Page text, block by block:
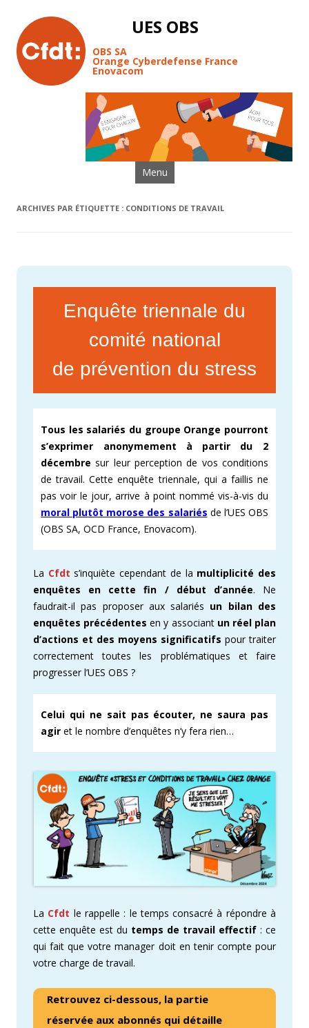
UES OBS
OBS SA
Orange Cyberdefense France
Enovacom
Menu Aller au contenu
ARCHIVES PAR ÉTIQUETTE : CONDITIONS DE TRAVAIL
Enquête triennale du
comité national
de prévention du stress
Tous les salariés du groupe Orange pourront
s’exprimer anonymement à partir du 2
décembre sur leur perception de vos conditions
de travail. Cette enquête triennale, qui a faillis ne
pas voir le jour, arrive à point nommé vis-à-vis du
moral plutôt morose des salariés de l’UES OBS
(OBS SA, OCD France, Enovacom).
La Cfdts’inquiète cependant de la multiplicité des
enquêtes en cette fin / début d’année. Ne
faudrait-il pas proposer aux salariés un bilan des
enquêtes précédentes en y associant un réel plan
d’actions et des moyens significatifs pour traiter
correctement toutes les problématiques et faire
progresser l’UES OBS ?
Celui qui ne sait pas écouter, ne saura pas
agir et le nombre d’enquêtes n’y fera rien…
La Cfdt le rappelle : le temps consacré à répondre à
cette enquête est du temps de travail effectif : ce
qui fait que votre manager doit en tenir compte pour
votre charge de travail.
Retrouvez ci-dessous, la partie
réservée aux abonnés qui détaille